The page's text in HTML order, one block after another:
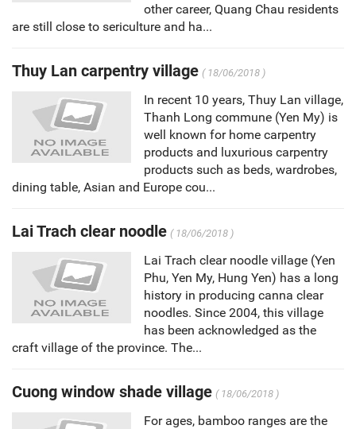
other career, Quang Chau residents
are still close to sericulture and ha...
Thuy Lan carpentry village ( 18/06/2018 )
In recent 10 years, Thuy Lan village,
Thanh Long commune (Yen My) is
well known for home carpentry
products and luxurious carpentry
products such as beds, wardrobes,
dining table, Asian and Europe cou...
Lai Trach clear noodle ( 18/06/2018 )
Lai Trach clear noodle village (Yen
Phu, Yen My, Hung Yen) has a long
history in producing canna clear
noodles. Since 2004, this village
has been acknowledged as the
craft village of the province. The...
Cuong window shade village ( 18/06/2018 )
For ages, bamboo ranges are the